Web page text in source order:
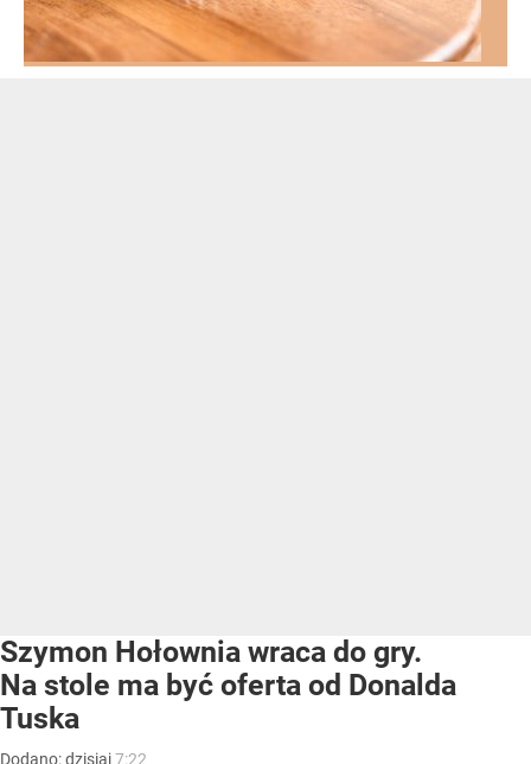
Szymon Hołownia wraca do gry.
Na stole ma być oferta od Donalda
Tuska
Dodano:dzisiaj7:22